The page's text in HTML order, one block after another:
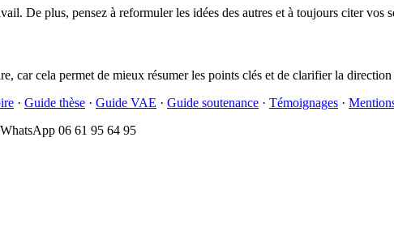
De plus, pensez à reformuler les idées des autres et à toujours citer vos
car cela permet de mieux résumer les points clés et de clarifier la
· Guide thèse · Guide VAE · Guide soutenance · Témoignages ·
06 61 95 64 95